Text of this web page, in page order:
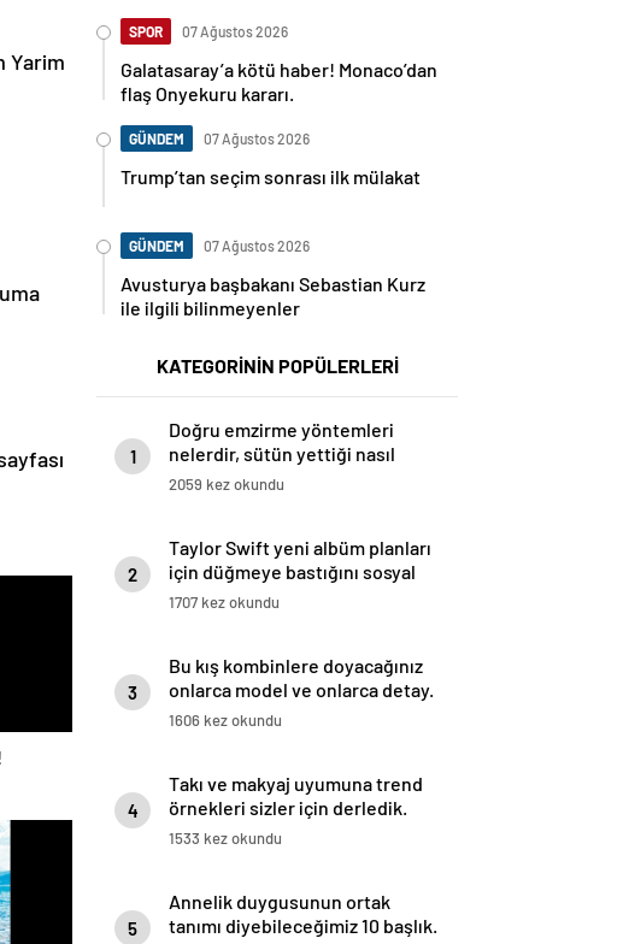
Yarim
SPOR 07 Ağustos 2026
Galatasaray’a kötü haber! Monaco’dan
flaş Onyekuru kararı.
GÜNDEM 07 Ağustos 2026
Trump’tan seçim sonrası ilk mülakat
GÜNDEM 07 Ağustos 2026
Avusturya başbakanı Sebastian Kurz
ile ilgili bilinmeyenler
KATEGORİNİN POPÜLERLERİ
1
Doğru emzirme yöntemleri
nelerdir, sütün yettiği nasıl
anlaşılır?
2059 kez okundu
2
Taylor Swift yeni albüm planları
için düğmeye bastığını sosyal
medyadan duyurdu!
1707 kez okundu
3
Bu kış kombinlere doyacağınız
onlarca model ve onlarca detay.
1606 kez okundu
4
Takı ve makyaj uyumuna trend
örnekleri sizler için derledik.
1533 kez okundu
5
Annelik duygusunun ortak
tanımı diyebileceğimiz 10 başlık.